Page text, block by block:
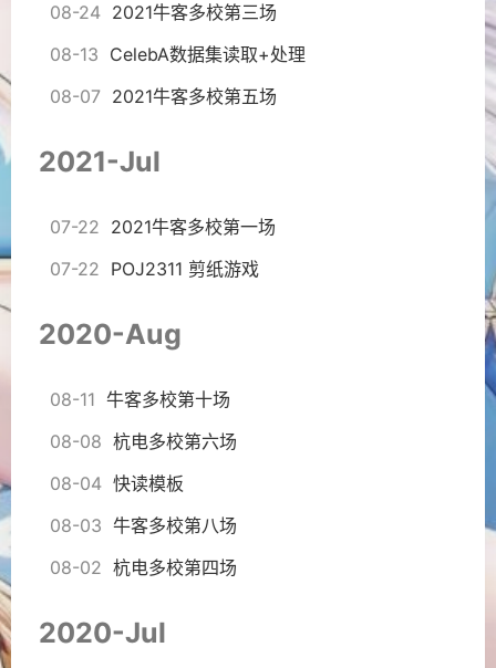
08-24 2021牛客多校第三场
08-13 CelebA数据集读取+处理
08-07 2021牛客多校第五场
2021-Jul
07-22 2021牛客多校第一场
07-22 POJ2311 剪纸游戏
2020-Aug
08-11 牛客多校第十场
08-08 杭电多校第六场
08-04 快读模板
08-03 牛客多校第八场
08-02 杭电多校第四场
2020-Jul